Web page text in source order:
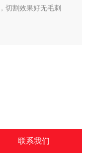
切割效果好无毛刺
联系我们